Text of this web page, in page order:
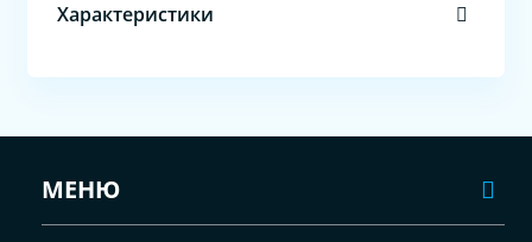
Характеристики
МЕНЮ